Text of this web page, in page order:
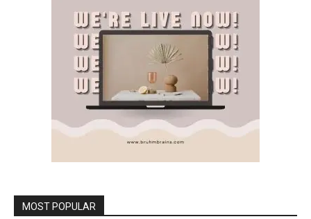
MOST POPULAR